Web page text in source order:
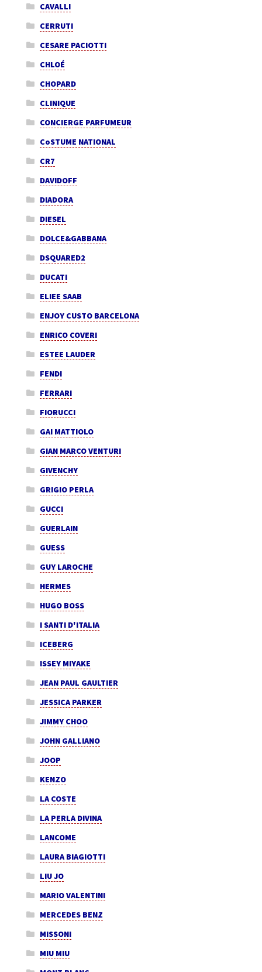
CAVALLI
CERRUTI
CESARE PACIOTTI
CHLOÉ
CHOPARD
CLINIQUE
CONCIERGE PARFUMEUR
CoSTUME NATIONAL
CR7
DAVIDOFF
DIADORA
DIESEL
DOLCE&GABBANA
DSQUARED2
DUCATI
ELIEE SAAB
ENJOY CUSTO BARCELONA
ENRICO COVERI
ESTEE LAUDER
FENDI
FERRARI
FIORUCCI
GAI MATTIOLO
GIAN MARCO VENTURI
GIVENCHY
GRIGIO PERLA
GUCCI
GUERLAIN
GUESS
GUY LAROCHE
HERMES
HUGO BOSS
I SANTI D'ITALIA
ICEBERG
ISSEY MIYAKE
JEAN PAUL GAULTIER
JESSICA PARKER
JIMMY CHOO
JOHN GALLIANO
JOOP
KENZO
LA COSTE
LA PERLA DIVINA
LANCOME
LAURA BIAGIOTTI
LIU JO
MARIO VALENTINI
MERCEDES BENZ
MISSONI
MIU MIU